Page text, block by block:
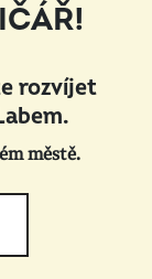
rozvíjet
městě.